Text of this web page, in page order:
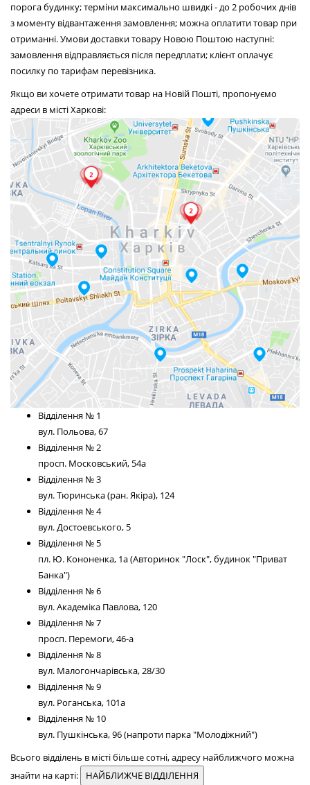
порога будинку; терміни максимально швидкі - до 2 робочих днів
з моменту відвантаження замовлення; можна оплатити товар при
отриманні. Умови доставки товару Новою Поштою наступні:
замовлення відправляється після передплати; клієнт оплачує
посилку по тарифам перевізника.
Якщо ви хочете отримати товар на Новій Пошті, пропонуємо
адреси в місті Харкові:
Відділення № 1
вул. Польова, 67
Відділення № 2
просп. Московський, 54а
Відділення № 3
вул. Тюринська (ран. Якіра), 124
Відділення № 4
вул. Достоевського, 5
Відділення № 5
пл. Ю. Кононенка, 1а (Авторинок "Лоск", будинок "Приват
Банка")
Відділення № 6
вул. Академіка Павлова, 120
Відділення № 7
просп. Перемоги, 46-а
Відділення № 8
вул. Малогончарівська, 28/30
Відділення № 9
вул. Роганська, 101а
Відділення № 10
вул. Пушкінська, 96 (напроти парка "Молодіжний")
Всього відділень в місті більше сотні, адресу найближчого можна
знайти на карті:
НАЙБЛИЖЧЕ ВІДДІЛЕННЯ